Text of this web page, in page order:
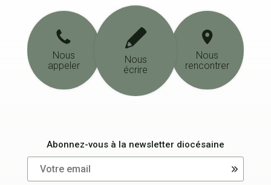
Nous
appeler
Nous
écrire
Nous
rencontrer
Abonnez-vous à la newsletter diocésaine